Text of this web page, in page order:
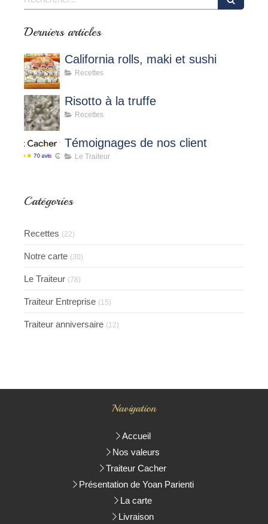
Derniers articles
California rolls, maki et sushi
Recettes
Risotto à la truffe
Recettes
Témoignages de nos client
Le Traiteur
Catégories
Recettes (22)
Notre carte (30)
Le Traiteur (78)
Traiteur Entreprise (15)
Traiteur anniversaire (12)
Navigation
Accueil
Nos valeurs
Traiteur Cacher
Présentation de Yoan Parienti
La carte
Livraison